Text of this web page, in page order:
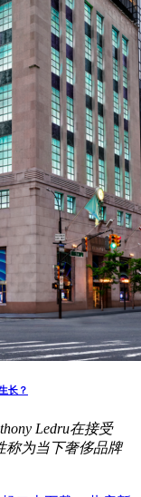
长？
Ledru在接受
称为当下奢侈品牌